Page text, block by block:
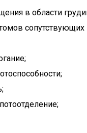
в области
сопутствующих